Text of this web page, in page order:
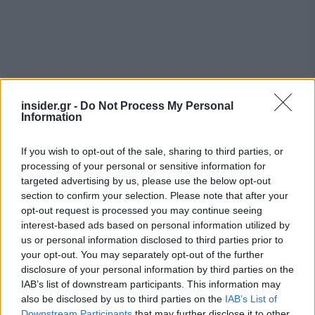
insider.gr - Do Not Process My Personal
Information
If you wish to opt-out of the sale, sharing to third parties, or
processing of your personal or sensitive information for
targeted advertising by us, please use the below opt-out
section to confirm your selection. Please note that after your
opt-out request is processed you may continue seeing
interest-based ads based on personal information utilized by
us or personal information disclosed to third parties prior to
your opt-out. You may separately opt-out of the further
disclosure of your personal information by third parties on the
IAB’s list of downstream participants. This information may
also be disclosed by us to third parties on the IAB’s List of